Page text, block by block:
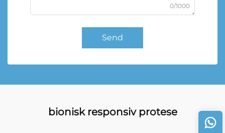
0/1000
Send
bionisk responsiv protese